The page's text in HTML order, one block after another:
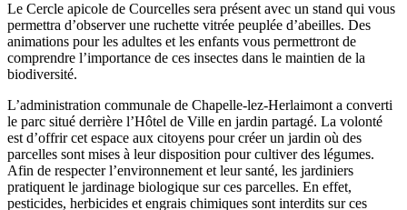
Le Cercle apicole de Courcelles sera présent avec un stand qui vous
permettra d’observer une ruchette vitrée peuplée d’abeilles. Des
animations pour les adultes et les enfants vous permettront de
comprendre l’importance de ces insectes dans le maintien de la
biodiversité.
L’administration communale de Chapelle-lez-Herlaimont a converti
le parc situé derrière l’Hôtel de Ville en jardin partagé. La volonté
est d’offrir cet espace aux citoyens pour créer un jardin où des
parcelles sont mises à leur disposition pour cultiver des légumes.
Afin de respecter l’environnement et leur santé, les jardiniers
pratiquent le jardinage biologique sur ces parcelles. En effet,
pesticides, herbicides et engrais chimiques sont interdits sur ces